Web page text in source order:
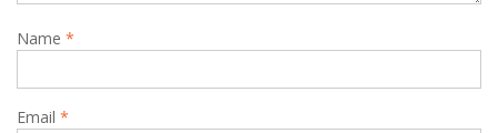
Name *
Email *